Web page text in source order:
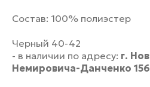
Состав: 100% полиэстер
Черный 40-42
- в наличии по адресу: г.
Немировича-Данченко 156